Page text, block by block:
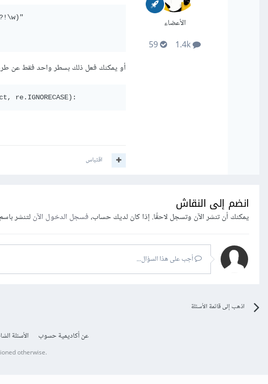
الأعضاء
أو يمكنك فعل ذلك بسطر واحد فقط عن
re.IGNORECASE):
اقتباس
انضم إلى النقاش
يمكنك أن تنشر الآن وتسجل لاحقًا. إذا كان لديك حساب،فسجل الدخول الآنلتنشر
أجب على هذا السؤال...
اذهب إلى قائمة الأسئلة
عن أكاديمية حسوب الأسئلة
otherwise.